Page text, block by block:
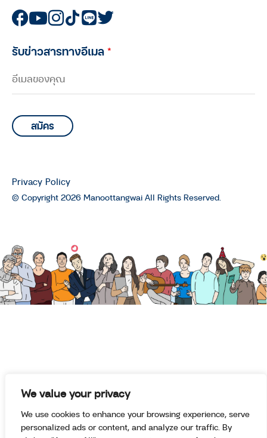
We value your privacy
We use cookies to enhance your browsing experience, serve
personalized ads or content, and analyze our traffic. By
คนันท์ EP.5 : คุยกับ ทนงศักดิ์ ศุภ
วิ่ง”
มนุษย์ต่างวัย Talk กับ ประสาน อิง
64 ฤดูชีวิตของมาโนช พุฒตาล
คนันท์ EP.2 : คุยกับ นพ.ฉันชาย สิทธิ
พันธุ์ เรื่องการดูแลผู้ป่วยระยะสุดท้าย
และการุณยฆาตในไทย
มนุษย์ต่างวัย TALK
นโยบายผู้สูงอายุของพรรค
ประชาธิปัตย์จะเป็นจริงแค่ไหน?
รับข่าวสารทางอีเมล*
© Copyright 2026 Manoottangwai All Rights Reserved.
Privacy Policy